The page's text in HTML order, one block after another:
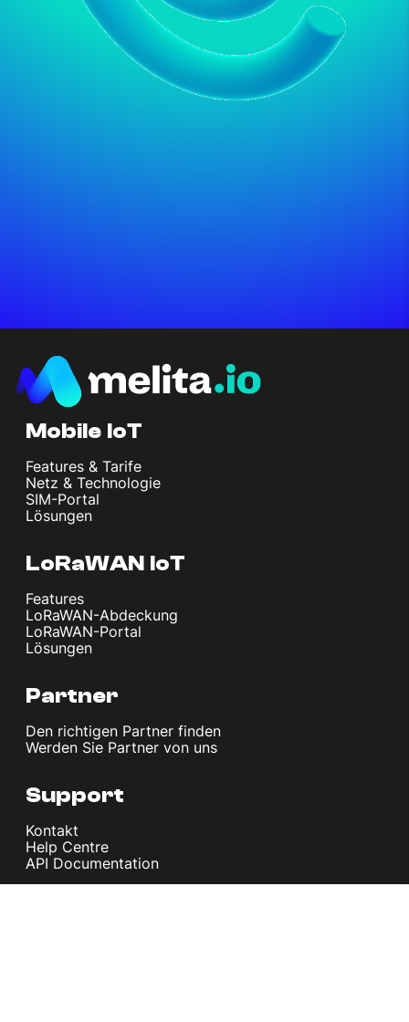
Mobile IoT
Features & Tarife
Netz & Technologie
SIM-Portal
Lösungen
LoRaWAN IoT
Features
LoRaWAN-Abdeckung
LoRaWAN-Portal
Lösungen
Partner
Den richtigen Partner finden
Werden Sie Partner von uns
Support
Kontakt
Help Centre
API Documentation